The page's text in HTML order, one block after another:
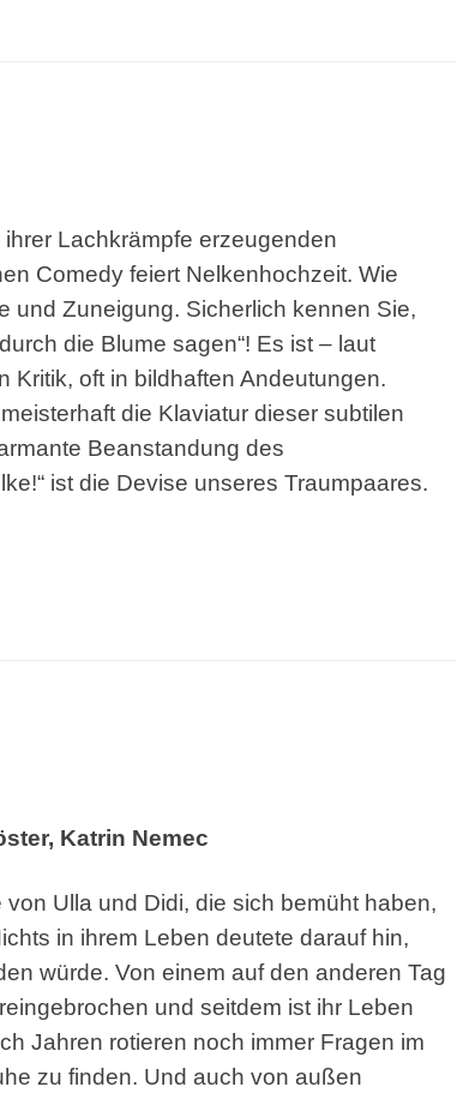
ihrer Lachkrämpfe erzeugenden
Comedy feiert Nelkenhochzeit. Wie
und Zuneigung. Sicherlich kennen Sie,
durch die Blume sagen“! Es ist – laut
Kritik, oft in bildhaften Andeutungen.
die Klaviatur dieser subtilen
Beanstandung des
ist die Devise unseres Traumpaares.
Katrin Nemec
von Ulla und Didi, die sich bemüht haben,
in ihrem Leben deutete darauf hin,
würde. Von einem auf den anderen Tag
und seitdem ist ihr Leben
Jahren rotieren noch immer Fragen im
zu finden. Und auch von außen